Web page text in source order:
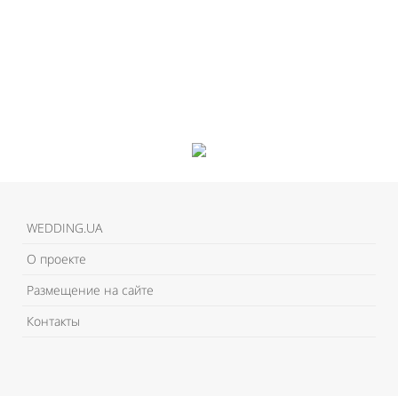
WEDDING.UA
О проекте
Размещение на сайте
Контакты